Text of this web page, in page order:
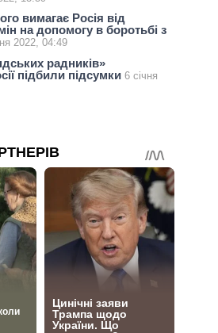
вимагає Росія від
на допомогу в боротьбі з
2022, 04:49
радників»
підбили підсумки 6 січня